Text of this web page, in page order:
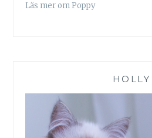
Läs mer om Poppy
HOLLY